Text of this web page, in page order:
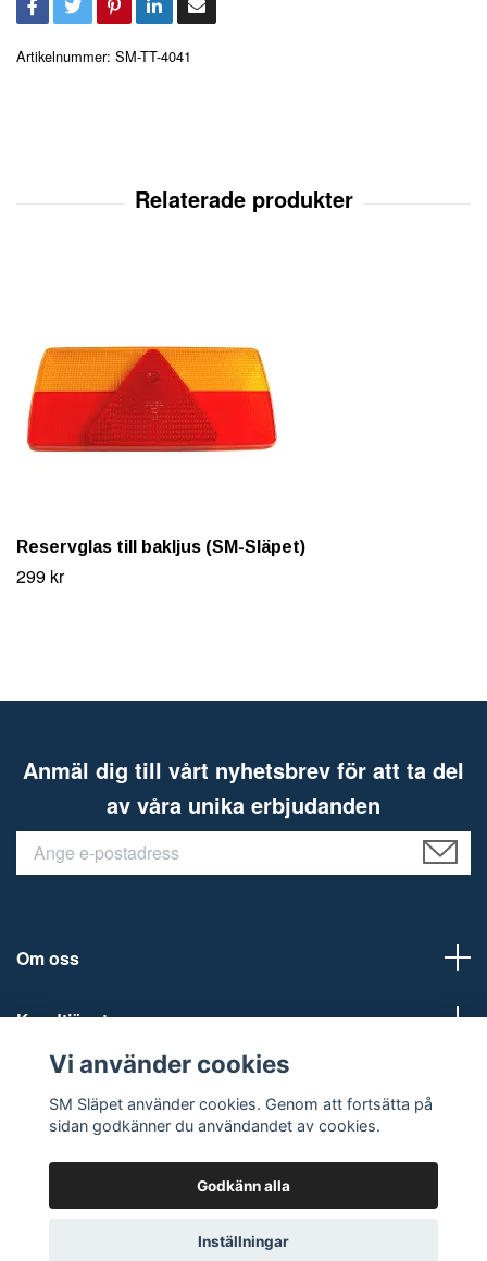
Artikelnummer: SM-TT-4041
Reservglas till bakljus (SM-Släpet)
299 kr
Anmäl dig till vårt nyhetsbrev för att ta del
av våra unika erbjudanden
Om oss
Kundtjänst
Sociala medier
© 2026 SM Släpet AB
Vi använder cookies
SM Släpet använder cookies. Genom att fortsätta på
sidan godkänner du användandet av cookies.
Godkänn alla
Inställningar